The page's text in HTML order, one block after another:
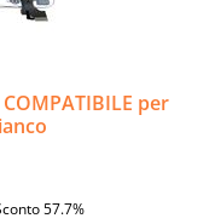
per
57.7%